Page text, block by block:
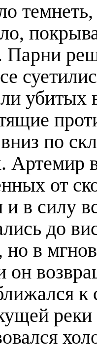
Парни
убитых
по
Артемир
от
и в силу
до
в
он